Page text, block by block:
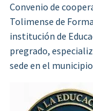
Convenio de
Tolimense de
institución de
pregrado,
sede en el